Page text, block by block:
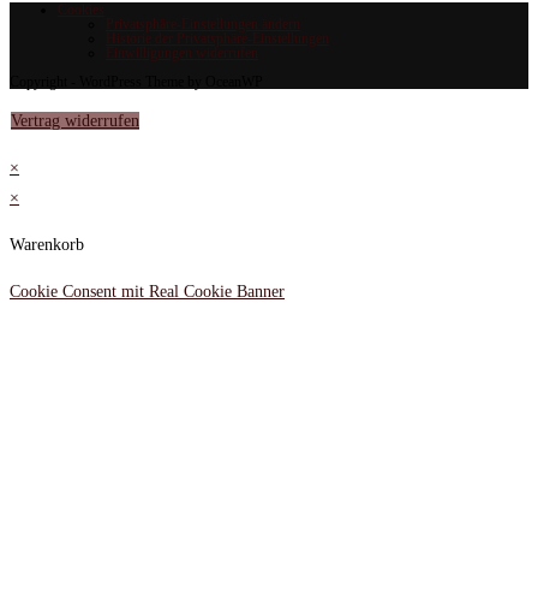
Cookies
Privatsphäre-Einstellungen ändern
Historie der Privatsphäre-Einstellungen
Einwilligungen widerrufen
Vertrag widerrufen
×
×
Warenkorb
Cookie Consent mit Real Cookie Banner